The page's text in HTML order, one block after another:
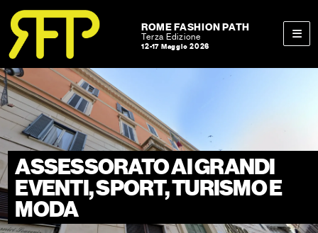
Skip to content
Skip to footer
ROME FASHION PATH
Terza Edizione
12-17 Maggio 2026
ASSESSORATO AI GRANDI
EVENTI, SPORT, TURISMO E
MODA